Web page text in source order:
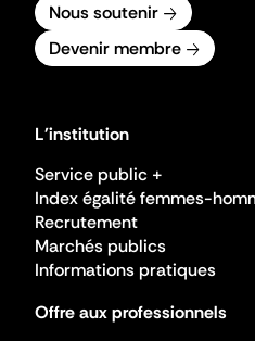
Nous soutenir
Devenir membre
L'institution
Service public +
Index égalité femmes-
Recrutement
Marchés publics
Informations pratiques
Offre aux professionnels